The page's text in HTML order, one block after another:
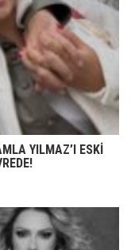
YILMAZ’I ESKİ